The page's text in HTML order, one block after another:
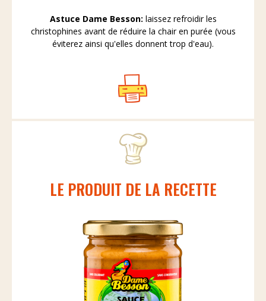
Astuce Dame Besson: laissez refroidir les
christophines avant de réduire la chair en purée (vous
éviterez ainsi qu'elles donnent trop d'eau).
LE PRODUIT DE LA RECETTE